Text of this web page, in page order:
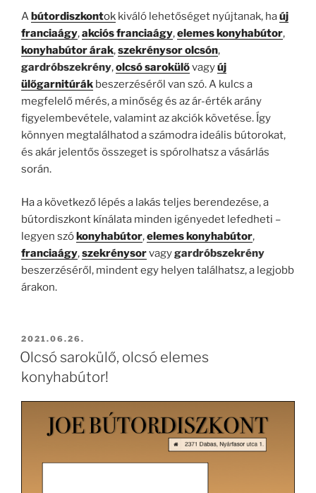
Abútordiszkontok kiváló lehetőséget nyújtanak, haúj
franciaágy,akciós franciaágy,elemes konyhabútor,
konyhabútor árak,szekrénysor olcsón,
gardróbszekrény,olcsó sarokülővagyúj
ülőgarnitúrák beszerzéséről van szó. A kulcs a
megfelelő mérés, a minőség és az ár-érték arány
figyelembevétele, valamint az akciók követése. Így
könnyen megtalálhatod a számodra ideális bútorokat,
és akár jelentős összeget is spórolhatsz a vásárlás
során.
Ha a következő lépés a lakás teljes berendezése, a
bútordiszkont kínálata minden igényedet lefedheti –
legyen szókonyhabútor,elemes konyhabútor,
franciaágy,szekrénysorvagygardróbszekrény
beszerzéséről, mindent egy helyen találhatsz, a legjobb
árakon.
BEKÜLDVE:
2021.06.26.
Olcsó sarokülő, olcsó elemes
konyhabútor!